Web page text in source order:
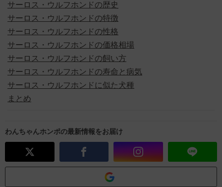
サーロス・ウルフホンドの歴史
サーロス・ウルフホンドの特徴
サーロス・ウルフホンドの性格
サーロス・ウルフホンドの価格相場
サーロス・ウルフホンドの飼い方
サーロス・ウルフホンドの寿命と病気
サーロス・ウルフホンドに似た犬種
まとめ
わんちゃんホンポの最新情報をお届け